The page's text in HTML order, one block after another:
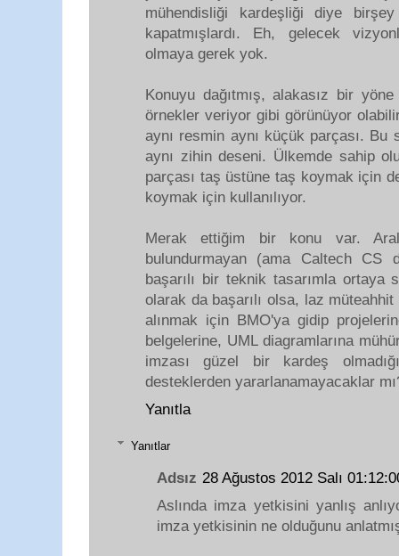
mühendisliği kardeşliği diye birşey
kapatmışlardı. Eh, gelecek
olmaya gerek yok.
Konuyu dağıtmış, alakasız bir
örnekler veriyor gibi görünüyor
aynı resmin aynı küçük parçası. Bu
aynı zihin deseni. Ülkemde sahip
parçası taş üstüne taş koymak için
koymak için kullanılıyor.
Merak ettiğim bir konu var.
bulundurmayan (ama Caltech CS
başarılı bir teknik tasarımla ortaya
olarak da başarılı olsa, laz
alınmak için BMO'ya gidip
belgelerine, UML diagramlarına
imzası güzel bir kardeş
desteklerden yararlanamayacaklar
Yanıtla
Yanıtlar
Adsız 28 Ağustos 2012 Salı
Aslında imza yetkisini yanlış
imza yetkisinin ne olduğunu